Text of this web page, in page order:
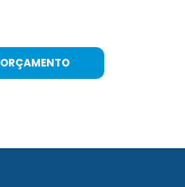
ADICIONAR AO ORÇAMENTO